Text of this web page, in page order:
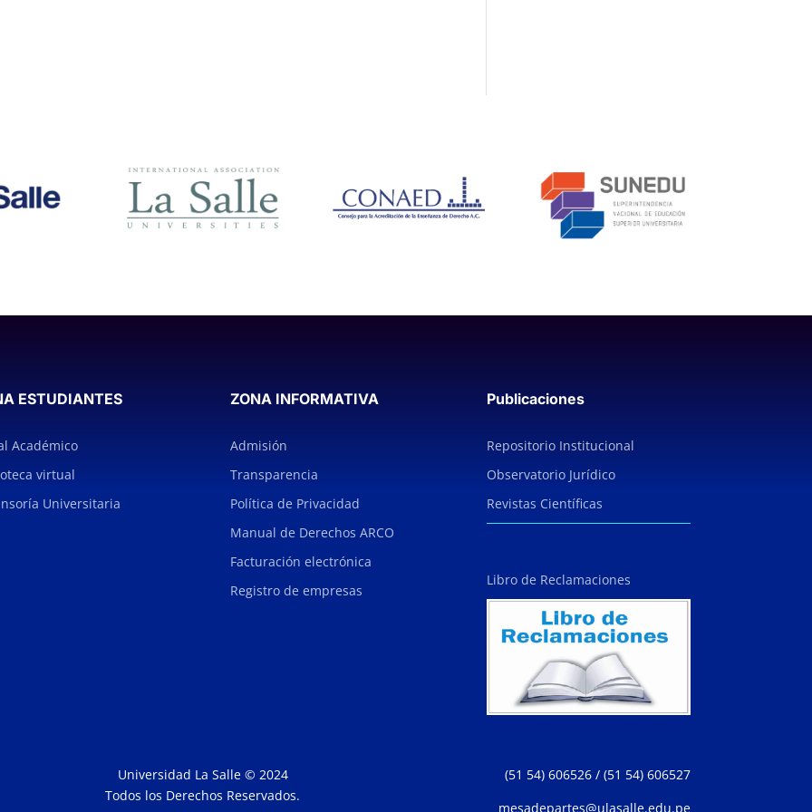
ESTUDIANTES
Académico
virtual
Universitaria
ZONA INFORMATIVA
Admisión
Transparencia
Política de Privacidad
Manual de Derechos ARCO
Facturación electrónica
Registro de empresas
Publicaciones
Repositorio Institucional
Observatorio Jurídico
Revistas Científicas
Libro de Reclamaciones
Universidad La Salle © 2024
Todos los Derechos Reservados.
(51 54) 606526 / (51 54) 606527
mesadepartes@ulasalle.edu.pe